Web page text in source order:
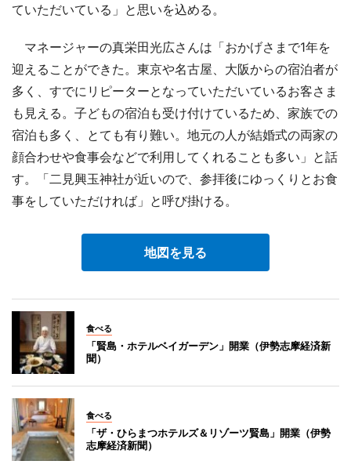
ていただいている」と思いを込める。
マネージャーの真栄田光広さんは「おかげさまで1年を
迎えることができた。東京や名古屋、大阪からの宿泊者が
多く、すでにリピーターとなっていただいているお客さま
も見える。子どもの宿泊も受け付けているため、家族での
宿泊も多く、とても有り難い。地元の人が結婚式の両家の
顔合わせや食事会などで利用してくれることも多い」と話
す。「二見興玉神社が近いので、参拝後にゆっくりとお食
事をしていただければ」と呼び掛ける。
地図を見る
食べる
「賢島・ホテルベイガーデン」開業（伊勢志摩経済新
聞）
食べる
「ザ・ひらまつホテルズ＆リゾーツ賢島」開業（伊勢
志摩経済新聞）